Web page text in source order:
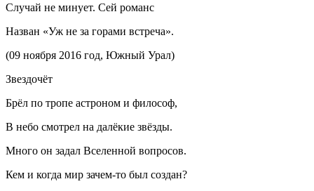
Случай не минует. Сей романс
Назван «Уж не за горами встреча».
(09 ноября 2016 год, Южный Урал)
Звездочёт
Брёл по тропе астроном и философ,
В небо смотрел на далёкие звёзды.
Много он задал Вселенной вопросов.
Кем и когда мир зачем-то был создан?